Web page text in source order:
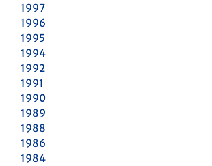
1997
1996
1995
1994
1992
1991
1990
1989
1988
1986
1984